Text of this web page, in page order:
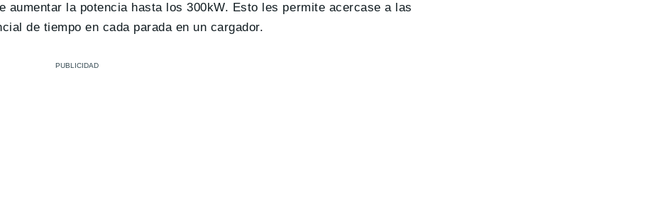
aumentar la potencia hasta los 300kW. Esto les permite acercase a las
de tiempo en cada parada en un cargador.